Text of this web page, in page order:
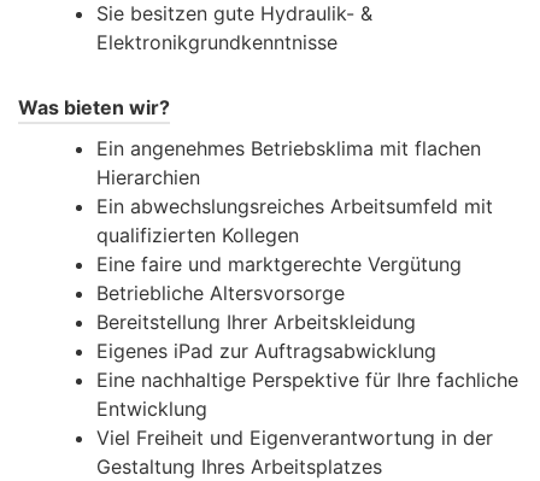
Sie besitzen gute Hydraulik- &
Elektronikgrundkenntnisse
Was bieten wir?
Ein angenehmes Betriebsklima mit flachen
Hierarchien
Ein abwechslungsreiches Arbeitsumfeld mit
qualifizierten Kollegen
Eine faire und marktgerechte Vergütung
Betriebliche Altersvorsorge
Bereitstellung Ihrer Arbeitskleidung
Eigenes iPad zur Auftragsabwicklung
Eine nachhaltige Perspektive für Ihre fachliche
Entwicklung
Viel Freiheit und Eigenverantwortung in der
Gestaltung Ihres Arbeitsplatzes